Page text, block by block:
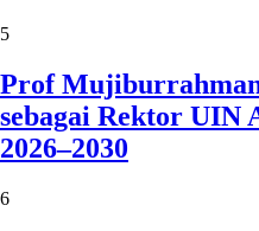
5
Prof
sebagai Rektor UIN
2026–2030
6